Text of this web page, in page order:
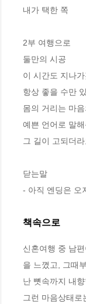
내가 택한 쪽
2부 여행으로
둘만의 시공
이 시간도 지나
항상 좋을 수만
몸의 거리는 마
예쁜 언어로 말
그 길이 고되더라
닫는말
- 아직 엔딩은 오
책속으로
신혼여행 중 남
을 느꼈고, 그때
난 뼛속까지 내
그런 마음상태